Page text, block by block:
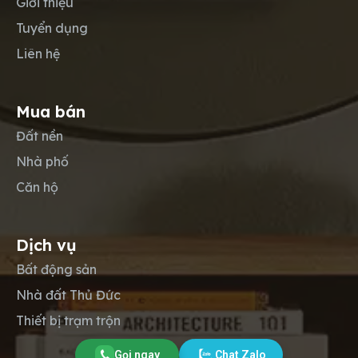
Tuyển dụng
Liên hệ
Mua bán
Đất nền
Nhà phố
Căn hộ
Dịch vụ
Bất động sản
Nhà đất Thủ Đức
Thiết bị trạm trộn
Gọi ngay Chat Zalo